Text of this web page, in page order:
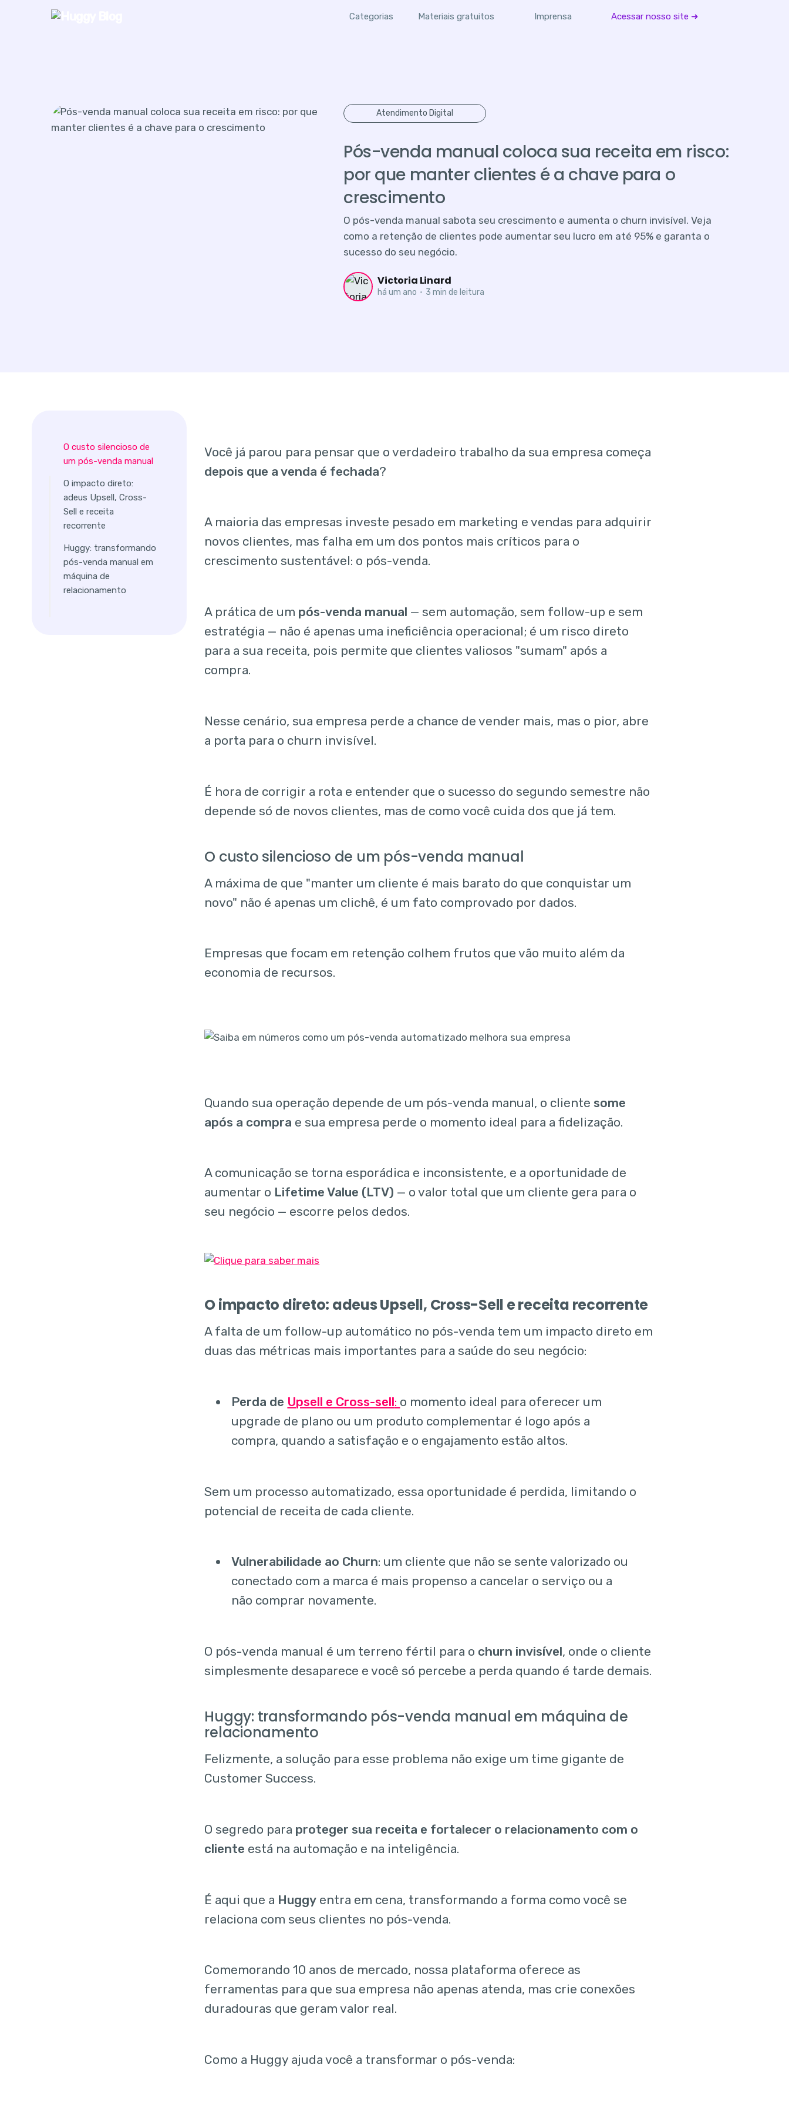
Categorias Materiais gratuitos Imprensa Acessar nosso site ➜
Atendimento Digital
Pós-venda manual coloca sua receita em risco:
por que manter clientes é a chave para o
crescimento
O pós-venda manual sabota seu crescimento e aumenta o churn invisível. Veja
como a retenção de clientes pode aumentar seu lucro em até 95% e garanta o
sucesso do seu negócio.
Victoria Linard
há um ano • 3 min de leitura
O custo silencioso de
um pós-venda manual
O impacto direto:
adeus Upsell, Cross-
Sell e receita
recorrente
Huggy: transformando
pós-venda manual em
máquina de
relacionamento
Você já parou para pensar que o verdadeiro trabalho da sua empresa começa
depois que a venda é fechada?
A maioria das empresas investe pesado em marketing e vendas para adquirir
novos clientes, mas falha em um dos pontos mais críticos para o
crescimento sustentável: o pós-venda.
A prática de um pós-venda manual — sem automação, sem follow-up e sem
estratégia — não é apenas uma ineficiência operacional; é um risco direto
para a sua receita, pois permite que clientes valiosos "sumam" após a
compra.
Nesse cenário, sua empresa perde a chance de vender mais, mas o pior, abre
a porta para o churn invisível.
É hora de corrigir a rota e entender que o sucesso do segundo semestre não
depende só de novos clientes, mas de como você cuida dos que já tem.
O custo silencioso de um pós-venda manual
A máxima de que "manter um cliente é mais barato do que conquistar um
novo" não é apenas um clichê, é um fato comprovado por dados.
Empresas que focam em retenção colhem frutos que vão muito além da
economia de recursos.
Quando sua operação depende de um pós-venda manual, o cliente some
após a compra e sua empresa perde o momento ideal para a fidelização.
A comunicação se torna esporádica e inconsistente, e a oportunidade de
aumentar o Lifetime Value (LTV) — o valor total que um cliente gera para o
seu negócio — escorre pelos dedos.
O impacto direto: adeus Upsell, Cross-Sell e receita recorrente
A falta de um follow-up automático no pós-venda tem um impacto direto em
duas das métricas mais importantes para a saúde do seu negócio:
Perda de Upsell e Cross-sell: o momento ideal para oferecer um
upgrade de plano ou um produto complementar é logo após a
compra, quando a satisfação e o engajamento estão altos.
Sem um processo automatizado, essa oportunidade é perdida, limitando o
potencial de receita de cada cliente.
Vulnerabilidade ao Churn: um cliente que não se sente valorizado ou
conectado com a marca é mais propenso a cancelar o serviço ou a
não comprar novamente.
O pós-venda manual é um terreno fértil para o churn invisível, onde o cliente
simplesmente desaparece e você só percebe a perda quando é tarde demais.
Huggy: transformando pós-venda manual em máquina de
relacionamento
Felizmente, a solução para esse problema não exige um time gigante de
Customer Success.
O segredo para proteger sua receita e fortalecer o relacionamento com o
cliente está na automação e na inteligência.
É aqui que a Huggy entra em cena, transformando a forma como você se
relaciona com seus clientes no pós-venda.
Comemorando 10 anos de mercado, nossa plataforma oferece as
ferramentas para que sua empresa não apenas atenda, mas crie conexões
duradouras que geram valor real.
Como a Huggy ajuda você a transformar o pós-venda: